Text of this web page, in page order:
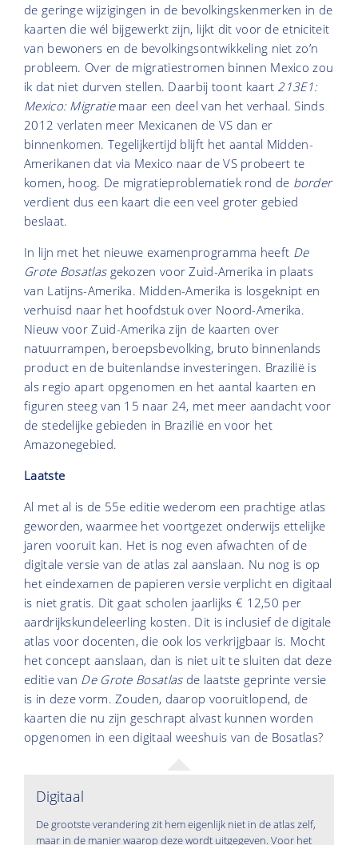
de geringe wijzigingen in de bevolkingskenmerken in de
kaarten die wél bijgewerkt zijn, lijkt dit voor de etniciteit
van bewoners en de bevolkingsontwikkeling niet zo’n
probleem. Over de migratiestromen binnen Mexico zou
ik dat niet durven stellen. Daarbij toont kaart 213E1:
Mexico: Migratiemaar een deel van het verhaal. Sinds
2012 verlaten meer Mexicanen de VS dan er
binnenkomen. Tegelijkertijd blijft het aantal Midden-
Amerikanen dat via Mexico naar de VS probeert te
komen, hoog. De migratieproblematiek rond de border
verdient dus een kaart die een veel groter gebied
beslaat.
In lijn met het nieuwe examenprogramma heeft De
Grote Bosatlas gekozen voor Zuid-Amerika in plaats
van Latijns-Amerika. Midden-Amerika is losgeknipt en
verhuisd naar het hoofdstuk over Noord-Amerika.
Nieuw voor Zuid-Amerika zijn de kaarten over
natuurrampen, beroepsbevolking, bruto binnenlands
product en de buitenlandse investeringen. Brazilië is
als regio apart opgenomen en het aantal kaarten en
figuren steeg van 15 naar 24, met meer aandacht voor
de stedelijke gebieden in Brazilië en voor het
Amazonegebied.
Laatste
Al met al is de 55e editie wederom een prachtige atlas
geworden, waarmee het voortgezet onderwijs ettelijke
jaren vooruit kan. Het is nog even afwachten of de
digitale versie van de atlas zal aanslaan. Nu nog is op
het eindexamen de papieren versie verplicht en digitaal
is niet gratis. Dit gaat scholen jaarlijks € 12,50 per
aardrijkskundeleerling kosten. Dit is inclusief de digitale
atlas voor docenten, die ook los verkrijgbaar is. Mocht
het concept aanslaan, dan is niet uit te sluiten dat deze
editie van De Grote Bosatlasde laatste geprinte versie
is in deze vorm. Zouden, daarop vooruitlopend, de
kaarten die nu zijn geschrapt alvast kunnen worden
opgenomen in een digitaal weeshuis van de Bosatlas?
Digitaal
De grootste verandering zit hem eigenlijk niet in de atlas zelf,
maar in de manier waarop deze wordt uitgegeven. Voor het